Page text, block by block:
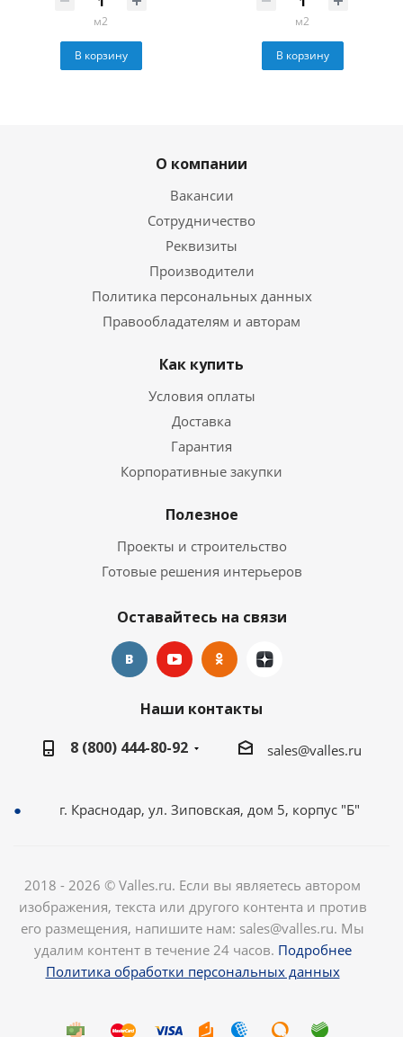
м2
В корзину
м2
В корзину
О компании
Вакансии
Сотрудничество
Реквизиты
Производители
Политика персональных данных
Правообладателям и авторам
Как купить
Условия оплаты
Доставка
Гарантия
Корпоративные закупки
Полезное
Проекты и строительство
Готовые решения интерьеров
Оставайтесь на связи
Наши контакты
8 (800) 444-80-92
sales@valles.ru
г. Краснодар, ул. Зиповская, дом 5, корпус "Б"
2018 - 2026 © Valles.ru. Если вы являетесь автором
изображения, текста или другого контента и против
его размещения, напишите нам: sales@valles.ru. Мы
удалим контент в течение 24 часов. Подробнее
Политика обработки персональных данных